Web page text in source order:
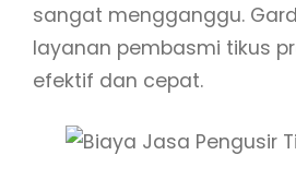
sangat mengganggu.
layanan pembasmi tikus
efektif dan cepat.